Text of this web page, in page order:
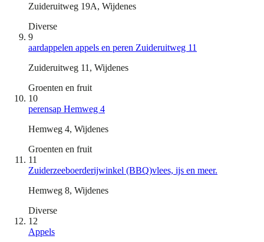
Zuideruitweg 19A, Wijdenes
Diverse
9
aardappelen appels en peren Zuideruitweg 11
Zuideruitweg 11, Wijdenes
Groenten en fruit
10
perensap Hemweg 4
Hemweg 4, Wijdenes
Groenten en fruit
11
Zuiderzeeboerderijwinkel (BBQ)vlees, ijs en meer.
Hemweg 8, Wijdenes
Diverse
12
Appels